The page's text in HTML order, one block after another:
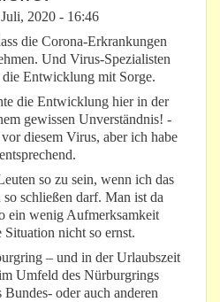
2020 - 16:46
die Corona-Erkrankungen
Und Virus-Spezialisten
die Entwicklung mit Sorge.
die Entwicklung hier in der
gewissen Unverständnis! -
diesem Virus, aber ich habe
so zu sein, wenn ich das
schließen darf. Man ist da
ein wenig Aufmerksamkeit
nicht so ernst.
– und in der Urlaubszeit
Umfeld des Nürburgrings
oder auch anderen